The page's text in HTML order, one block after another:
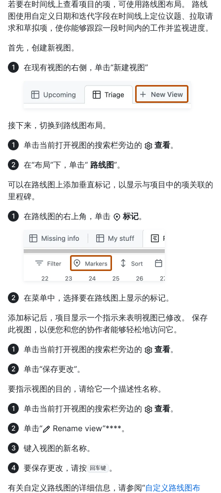
若要在时间线上查看项目的项，可使用路线图布局。 路线
图使用自定义日期和迭代字段在时间线上定位议题、拉取请
求和草拟项，使你能够跟踪一段时间内的工作并监视进度。
首先，创建新视图。
在现有视图的右侧，单击“新建视图”
接下来，切换到路线图布局。
单击当前打开视图的搜索栏旁边的
查看。
在“布局”下，单击“ 路线图”。
可以在路线图上添加垂直标记，以显示与项目中的项关联的
里程碑。
在路线图的右上角，单击
标记。
在菜单中，选择要在路线图上显示的标记。
添加标记后，项目显示一个指示来表明视图已修改。 保存
此视图，以便您和您的协作者能够轻松地访问它。
单击当前打开视图的搜索栏旁边的
查看。
单击“保存更改”。
要指示视图的目的，请给它一个描述性名称。
单击当前打开视图的搜索栏旁边的
查看。
单击“
Rename view”****。
键入视图的新名称。
要保存更改，请按
回车键
。
有关自定义路线图的详细信息，请参阅“自定义路线图布